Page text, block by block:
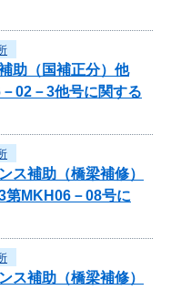
助（国補正分）他
02－3他号に関する
ス補助（橋梁補修）
第MKH06－08号に
ス補助（橋梁補修）